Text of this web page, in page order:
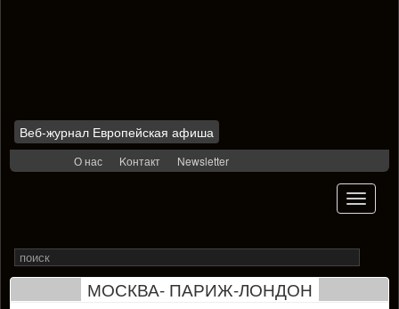
Веб-журнал Европейская афиша
О нас Kонтакт Newsletter
Toggle
Search
for
МОСКВА- ПАРИЖ-ЛОНДОН